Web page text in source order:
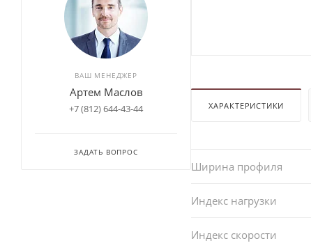
ХАРАКТЕРИСТИКИ
Ширина профиля
Индекс нагрузки
Индекс скорости
ВАШ МЕНЕДЖЕР
Артем Маслов
+7 (812) 644-43-44
ЗАДАТЬ ВОПРОС